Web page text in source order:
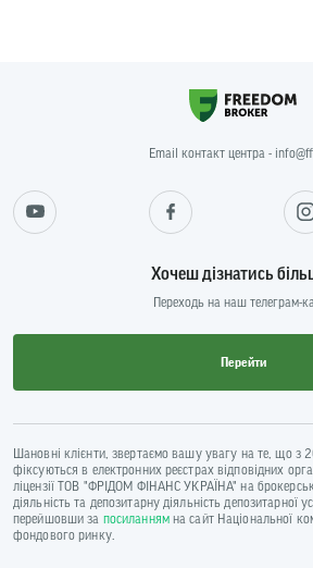
Email контакт центра -
Хочеш дізнатись
Переходь на наш телеграм-
Перейти
Шановні клієнти, звертаємо вашу увагу на те, що з
фіксуються в електронних реєстрах відповідних
ліцензії ТОВ "ФРІДОМ ФІНАНС УКРАЇНА" на
діяльність та депозитарну діяльність депозитарної
перейшовши за посиланнямна сайт Національної
фондового ринку.